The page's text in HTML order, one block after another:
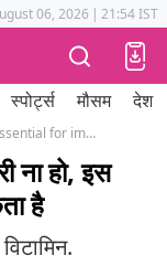
Tak Astrotak
06, 2026 | 21:54 IST
स्पोर्ट्स मौसम देश
Vitamin B 1 or Thymine essential for immunity and heart explained by dr Debjani Banerjee PSRI Hospital New Delhi
ना हो, इस
है